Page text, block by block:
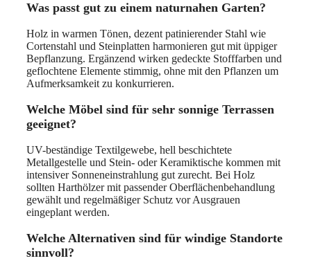
Was passt gut zu einem naturnahen Garten?
Holz in warmen Tönen, dezent patinierender Stahl wie
Cortenstahl und Steinplatten harmonieren gut mit üppiger
Bepflanzung. Ergänzend wirken gedeckte Stofffarben und
geflochtene Elemente stimmig, ohne mit den Pflanzen um
Aufmerksamkeit zu konkurrieren.
Welche Möbel sind für sehr sonnige Terrassen
geeignet?
UV-beständige Textilgewebe, hell beschichtete
Metallgestelle und Stein- oder Keramiktische kommen mit
intensiver Sonneneinstrahlung gut zurecht. Bei Holz
sollten Harthölzer mit passender Oberflächenbehandlung
gewählt und regelmäßiger Schutz vor Ausgrauen
eingeplant werden.
Welche Alternativen sind für windige Standorte
sinnvoll?